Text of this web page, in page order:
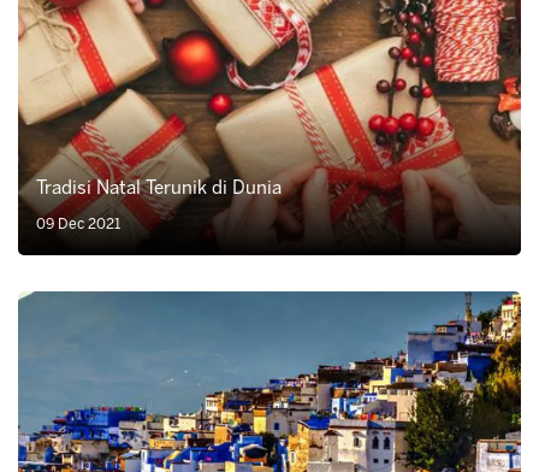
Tradisi Natal Terunik di Dunia
09 Dec 2021